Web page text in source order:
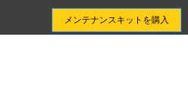
from contaminants.
impacts.
Cover Plate is positioned
メンテナンスキットを購入